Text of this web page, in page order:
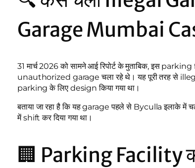
Garage Mumbai
31 मार्च 2026 को सामने आई रिपोर्ट के मुताबिक, इस
unauthorized garage चला रहे थे। यह पूरी तरह से
parking के लिए design किया गया था।
बताया जा रहा है कि यह garage पहले से Byculla इलाके
में shift कर दिया गया था।
🏢 Parking Facility